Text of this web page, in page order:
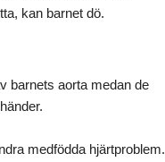
kan barnet dö.
barnets aorta medan de
medfödda hjärtproblem.